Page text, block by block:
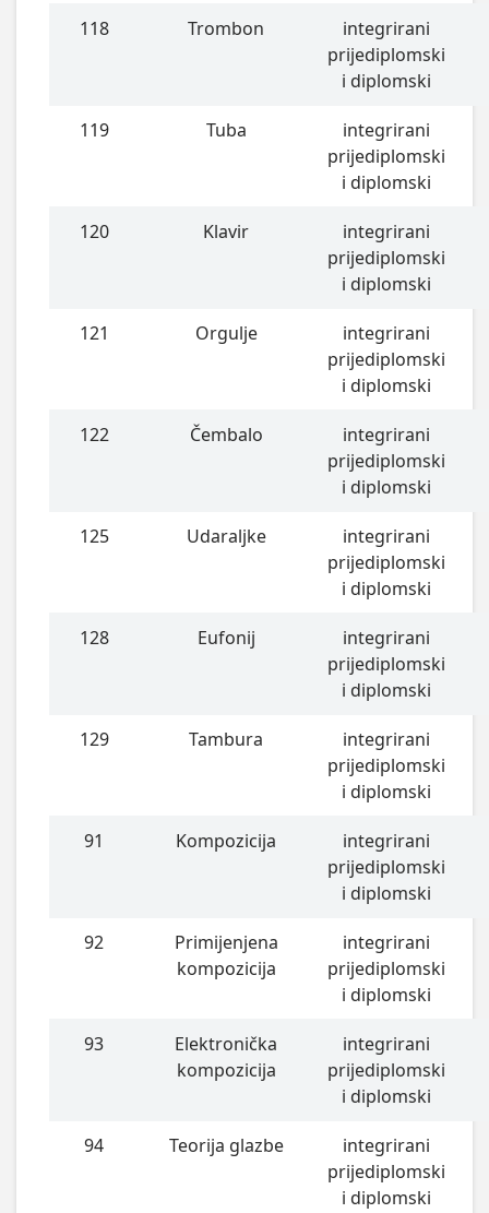
118 Trombon
integrirani
prijediplomski
i diplomski
119 Tuba
integrirani
prijediplomski
i diplomski
120 Klavir
integrirani
prijediplomski
i diplomski
121 Orgulje
integrirani
prijediplomski
i diplomski
122 Čembalo
integrirani
prijediplomski
i diplomski
125 Udaraljke
integrirani
prijediplomski
i diplomski
128 Eufonij
integrirani
prijediplomski
i diplomski
129 Tambura
integrirani
prijediplomski
i diplomski
91 Kompozicija
integrirani
prijediplomski
i diplomski
92
Primijenjena
kompozicija
integrirani
prijediplomski
i diplomski
93
Elektronička
kompozicija
integrirani
prijediplomski
i diplomski
94 Teorija glazbe
integrirani
prijediplomski
i diplomski